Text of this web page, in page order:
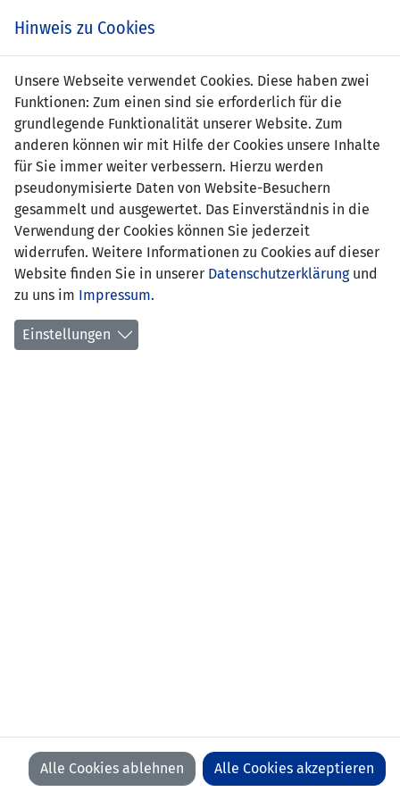
Christian Matt
Position:
Länderspiel:
20.04.1994 Nordirland -
Liechtenstein (4:1)
Anzahl Spiele: 5
Anzahl Tore: 0
Hinweis zu Cookies
Unsere Webseite verwendet Cookies. Diese haben zwei
Funktionen: Zum einen sind sie erforderlich für die
grundlegende Funktionalität unserer Website. Zum
anderen können wir mit Hilfe der Cookies unsere Inhalte
für Sie immer weiter verbessern. Hierzu werden
pseudonymisierte Daten von Website-Besuchern
gesammelt und ausgewertet. Das Einverständnis in die
Verwendung der Cookies können Sie jederzeit
widerrufen. Weitere Informationen zu Cookies auf dieser
Website finden Sie in unserer Datenschutzerklärungund
zu uns im Impressum.
Einstellungen
Alle Cookies ablehnen Alle Cookies akzeptieren